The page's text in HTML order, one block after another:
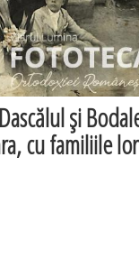
şi
cu familiile lor